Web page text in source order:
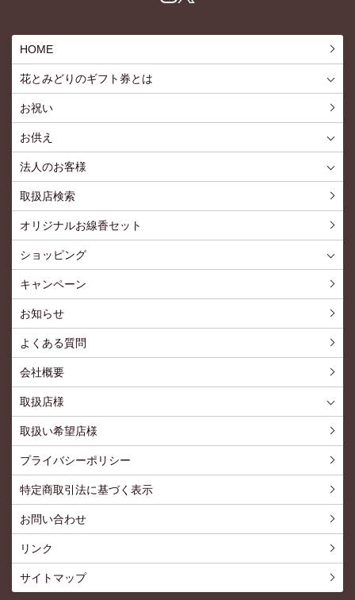
HOME
花とみどりのギフト券とは
お祝い
お供え
法人のお客様
取扱店検索
オリジナルお線香セット
ショッピング
キャンペーン
お知らせ
よくある質問
会社概要
取扱店様
取扱い希望店様
プライバシーポリシー
特定商取引法に基づく表示
お問い合わせ
リンク
サイトマップ